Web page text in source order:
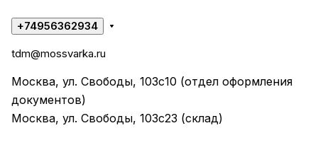
+74956362934
tdm@mossvarka.ru
Москва, ул. Свободы, 103с10 (отдел оформления
документов)
Москва, ул. Свободы, 103с23 (склад)